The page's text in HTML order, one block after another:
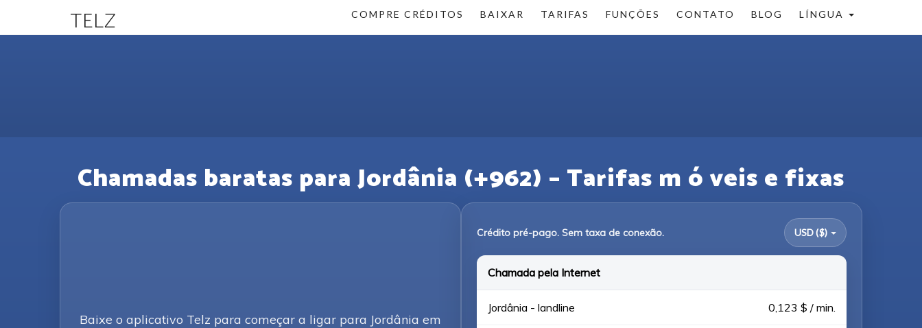
TELZ COMPRE CRÉDITOS BAIXAR TARIFAS FUNÇÕES CONTATO BLOG LÍNGUA
Chamadas baratas para Jordânia (+962) – Tarifas m ó veis e fixas
Baixe o aplicativo Telz para começar a ligar para Jordânia em
Crédito pré-pago. Sem taxa de conexão. USD ($)
Chamada pela Internet
Jordânia - landline 0,123 $ / min.